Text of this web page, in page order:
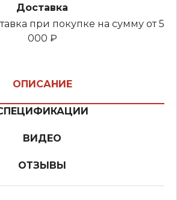
Доставка
при покупке на сумму от 5
000 ₽
ОПИСАНИЕ
ВИДЕО
ОТЗЫВЫ